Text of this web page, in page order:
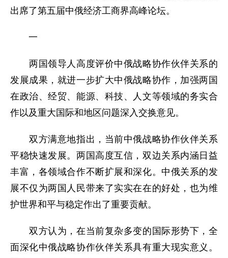
出席了第五届中俄经济工商界高峰论坛。
一
两国领导人高度评价中俄战略协作伙伴关系的
发展成果，就进一步扩大中俄战略协作，加强两国
在政治、经贸、能源、科技、人文等领域的务实合
作以及重大国际和地区问题深入交换意见。
双方满意地指出，当前中俄战略协作伙伴关系
平稳快速发展。两国高度互信，双边关系内涵日益
丰富，各领域合作不断扩展和深化。中俄关系的发
展不仅为两国人民带来了实实在在的好处，也为维
护世界和平与稳定作出了重要贡献。
双方认为，在当前复杂多变的国际形势下，全
面深化中俄战略协作伙伴关系具有重大现实意义。